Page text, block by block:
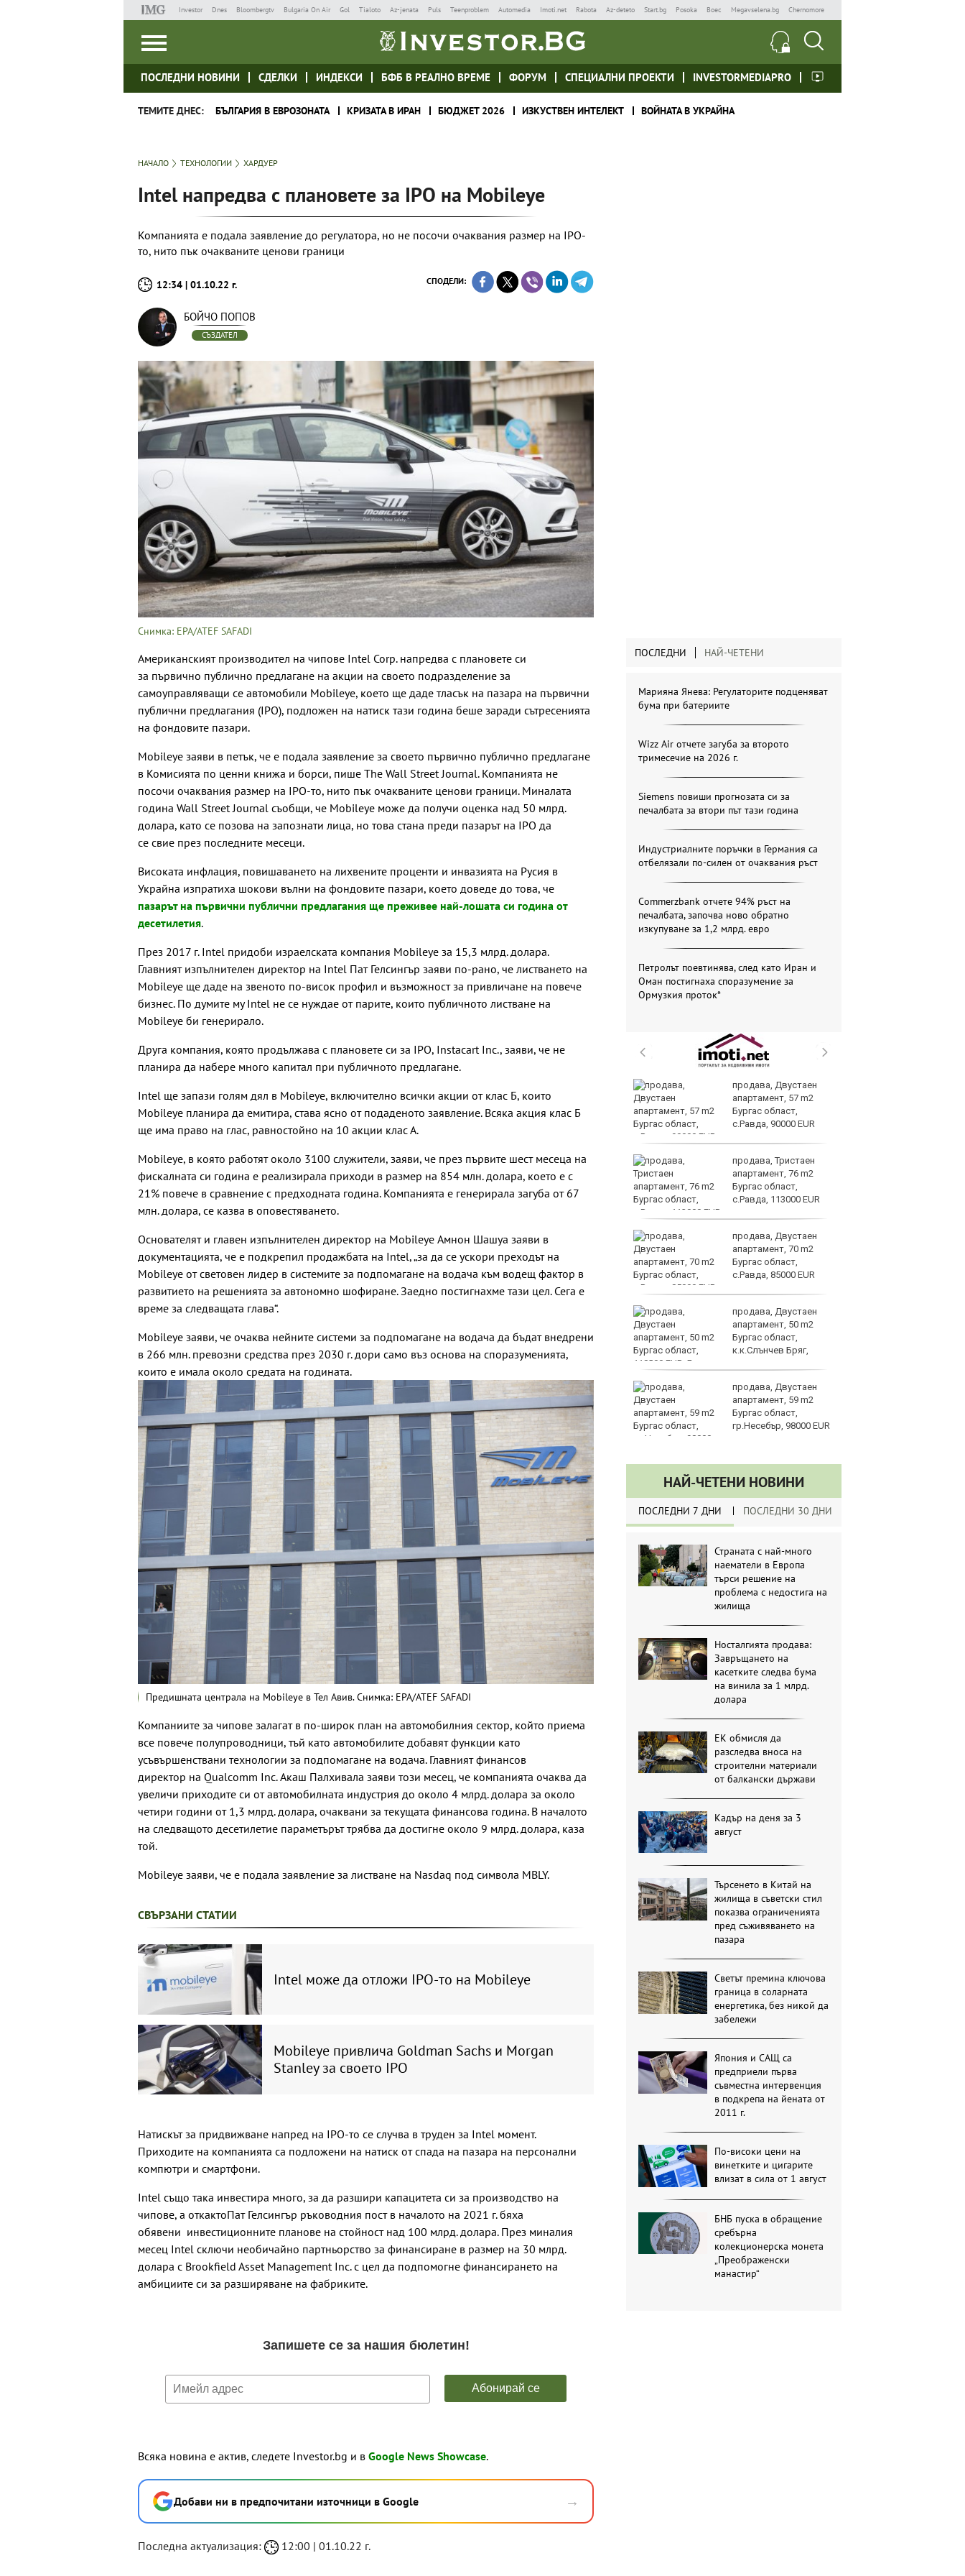
Investor Dnes Bloombergtv Bulgaria On Air Gol Tialoto Az-jenata Puls Teenproblem Automedia Imoti.net Rabota Az-deteto Start.bg Posoka Boec Megavselena.bg Chernomore
ПОСЛЕДНИ НОВИНИ СДЕЛКИ ИНДЕКСИ БФБ В РЕАЛНО ВРЕМЕ ФОРУМ СПЕЦИАЛНИ ПРОЕКТИ INVESTORMEDIAPRO
ТЕМИТЕ ДНЕС: БЪЛГАРИЯ В ЕВРОЗОНАТА КРИЗАТА В ИРАН БЮДЖЕТ 2026 ИЗКУСТВЕН ИНТЕЛЕКТ ВОЙНАТА В УКРАЙНА
НАЧАЛО ТЕХНОЛОГИИ ХАРДУЕР
Intel напредва с плановете за IPO на Mobileye
Компанията e подала заявление до регулатора, но не посочи очаквания размер на IPO-
то, нито пък очакваните ценови граници
12:34 | 01.10.22 г. СПОДЕЛИ:
БОЙЧО ПОПОВ
СЪЗДАТЕЛ
Снимка: EPA/ATEF SAFADI
Американският производител на чипове Intel Corp. напредва с плановете си
за първично публично предлагане на акции на своето подразделение за
самоуправляващи се автомобили Mobileye, което ще даде тласък на пазара на първични
публични предлагания (IPO), подложен на натиск тази година беше заради сътресенията
на фондовите пазари.
Mobileye заяви в петък, че е подала заявление за своето първично публично предлагане
в Комисията по ценни книжа и борси, пише The Wall Street Journal. Компанията не
посочи очаквания размер на IPO-то, нито пък очакваните ценови граници. Миналата
година Wall Street Journal съобщи, че Mobileye може да получи оценка над 50 млрд.
долара, като се позова на запознати лица, но това стана преди пазарът на IPO да
се свие през последните месеци.
Високата инфлация, повишаването на лихвените проценти и инвазията на Русия в
Украйна изпратиха шокови вълни на фондовите пазари, което доведе до това, че
пазарът на първични публични предлагания ще преживее най-лошата си година от
десетилетия.
През 2017 г. Intel придоби израелската компания Mobileye за 15,3 млрд. долара.
Главният изпълнителен директор на Intel Пат Гелсингър заяви по-рано, че листването на
Mobileye ще даде на звеното по-висок профил и възможност за привличане на повече
бизнес. По думите му Intel не се нуждае от парите, които публичното листване на
Mobileye би генерирало.
Друга компания, която продължава с плановете си за IPO, Instacart Inc., заяви, че не
планира да набере много капитал при публичното предлагане.
Intel ще запази голям дял в Mobileye, включително всички акции от клас Б, които
Mobileye планира да емитира, става ясно от подаденото заявление. Всяка акция клас Б
ще има право на глас, равностойно на 10 акции клас А.
Mobileye, в която работят около 3100 служители, заяви, че през първите шест месеца на
фискалната си година е реализирала приходи в размер на 854 млн. долара, което е с
21% повече в сравнение с предходната година. Компанията е генерирала загуба от 67
млн. долара, се казва в оповестяването.
Основателят и главен изпълнителен директор на Mobileye Амнон Шашуа заяви в
документацията, че е подкрепил продажбата на Intel, „за да се ускори преходът на
Mobileye от световен лидер в системите за подпомагане на водача към водещ фактор в
развитието на решенията за автономно шофиране. Заедно постигнахме тази цел. Сега е
време за следващата глава“.
Mobileye заяви, че очаква нейните системи за подпомагане на водача да бъдат внедрени
в 266 млн. превозни средства през 2030 г. дори само въз основа на споразуменията,
които е имала около средата на годината.
Предишната централа на Mobileye в Тел Авив. Снимка: EPA/ATEF SAFADI
Компаниите за чипове залагат в по-широк план на автомобилния сектор, който приема
все повече полупроводници, тъй като автомобилите добавят функции като
усъвършенствани технологии за подпомагане на водача. Главният финансов
директор на Qualcomm Inc. Акаш Палхивала заяви този месец, че компанията очаква да
увеличи приходите си от автомобилната индустрия до около 4 млрд. долара за около
четири години от 1,3 млрд. долара, очаквани за текущата финансова година. В началото
на следващото десетилетие параметърът трябва да достигне около 9 млрд. долара, каза
той.
Mobileye заяви, че е подала заявление за листване на Nasdaq под символа MBLY.
СВЪРЗАНИ СТАТИИ
Intel може да отложи IPO-то на Mobileye
Mobileye привлича Goldman Sachs и Morgan
Stanley за своето IPO
Натискът за придвижване напред на IPO-то се случва в труден за Intel момент.
Приходите на компанията са подложени на натиск от спада на пазара на персонални
компютри и смартфони.
Intel също така инвестира много, за да разшири капацитета си за производство на
чипове, а откактоПат Гелсингър ръководния пост в началото на 2021 г. бяха
обявени инвестиционните планове на стойност над 100 млрд. долара. През миналия
месец Intel сключи необичайно партньорство за финансиране в размер на 30 млрд.
долара с Brookfield Asset Management Inc. с цел да подпомогне финансирането на
амбициите си за разширяване на фабриките.
Всяка новина е актив, следете Investor.bg и в Google News Showcase.
Добави ни в предпочитани източници в Google →
Последна актуализация: 12:00 | 01.10.22 г.
ПОСЛЕДНИ НАЙ-ЧЕТЕНИ
Марияна Янева: Регулаторите подценяват
бума при батериите
Wizz Air отчете загуба за второто
тримесечие на 2026 г.
Siemens повиши прогнозата си за
печалбата за втори път тази година
Индустриалните поръчки в Германия са
отбелязали по-силен от очаквания ръст
Commerzbank отчете 94% ръст на
печалбата, започва ново обратно
изкупуване за 1,2 млрд. евро
Петролът поевтинява, след като Иран и
Оман постигнаха споразумение за
Ормузкия проток*
срещу търговията с
фалшиви стоки във
Петролът поевтинява
на фона на
преговорите между
Иран и Оман
Здравното
да закриваме РЗИ-та
Хванаха мъж, който
повредил климатик на
търговски обект във
Варна
продава, Двустаен
апартамент, 57 m2
Бургас област,
с.Равда, 90000 EUR
продава, Тристаен
апартамент, 76 m2
Бургас област,
с.Равда, 113000 EUR
продава, Двустаен
апартамент, 70 m2
Бургас област,
с.Равда, 85000 EUR
продава, Двустаен
апартамент, 50 m2
Бургас област,
к.к.Слънчев Бряг,
118000 EUR
продава, Двустаен
апартамент, 59 m2
Бургас област,
гр.Несебър, 98000 EUR
НАЙ-ЧЕТЕНИ НОВИНИ
ПОСЛЕДНИ 7 ДНИ ПОСЛЕДНИ 30 ДНИ
Страната с най-много
наематели в Европа
търси решение на
проблема с недостига на
жилища
Носталгията продава:
Завръщането на
касетките следва бума
на винила за 1 млрд.
долара
ЕК обмисля да
разследва вноса на
строителни материали
от балкански държави
Кадър на деня за 3
август
Търсенето в Китай на
жилища в съветски стил
показва ограниченията
пред съживяването на
пазара
Светът премина ключова
граница в соларната
енергетика, без никой да
забележи
Япония и САЩ са
предприели първа
съвместна интервенция
в подкрепа на йената от
2011 г.
По-високи цени на
винетките и цигарите
влизат в сила от 1 август
БНБ пуска в обращение
сребърна
колекционерска монета
„Преображенски
манастир“